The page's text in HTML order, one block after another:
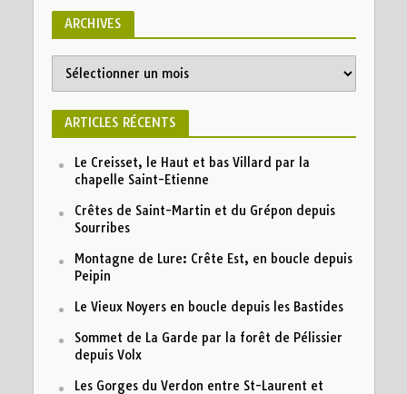
ARCHIVES
ARTICLES RÉCENTS
Le Creisset, le Haut et bas Villard par la
chapelle Saint-Etienne
Crêtes de Saint-Martin et du Grépon depuis
Sourribes
Montagne de Lure: Crête Est, en boucle depuis
Peipin
Le Vieux Noyers en boucle depuis les Bastides
Sommet de La Garde par la forêt de Pélissier
depuis Volx
Les Gorges du Verdon entre St-Laurent et